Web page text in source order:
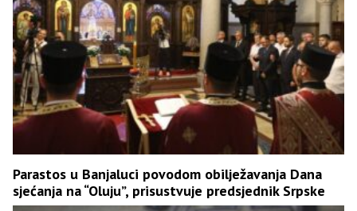
Parastos u Banjaluci povodom obilježavanja Dana
sjećanja na “Oluju”, prisustvuje predsjednik Srpske